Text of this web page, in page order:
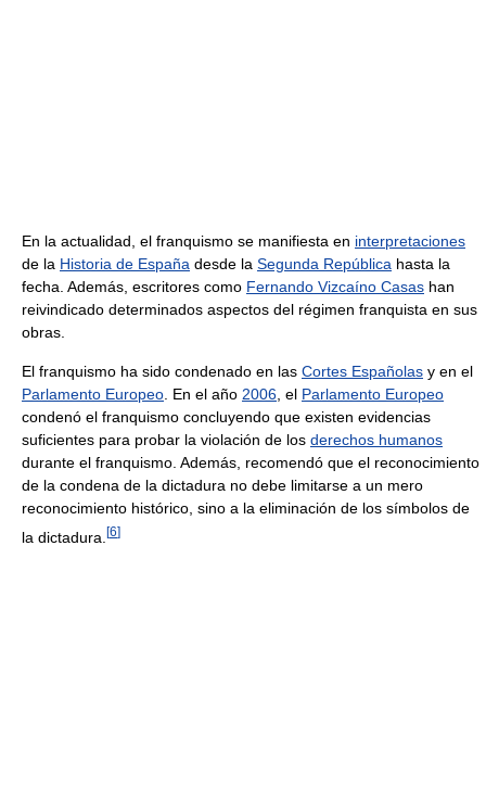
En la actualidad, el franquismo se manifiesta en interpretaciones
de la Historia de España desde la Segunda República hasta la
fecha. Además, escritores como Fernando Vizcaíno Casas han
reivindicado determinados aspectos del régimen franquista en sus
obras.
El franquismo ha sido condenado en las Cortes Españolas y en el
Parlamento Europeo. En el año 2006, el Parlamento Europeo
condenó el franquismo concluyendo que existen evidencias
suficientes para probar la violación de los derechos humanos
durante el franquismo. Además, recomendó que el reconocimiento
de la condena de la dictadura no debe limitarse a un mero
reconocimiento histórico, sino a la eliminación de los símbolos de
la dictadura. [6]